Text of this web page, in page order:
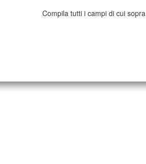
Compila tutti i campi di cui sopra